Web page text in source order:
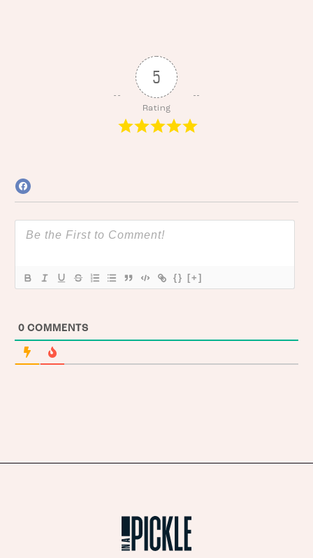
5
Rating
{} [+]
0 COMMENTS